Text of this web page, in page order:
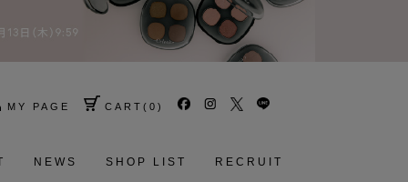
MY PAGE CART ( 0 )
NEWS SHOP LIST RECRUIT